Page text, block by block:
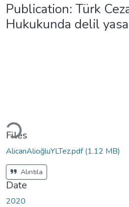
Publication: Türk
Hukukunda delil
Files
AlicanAlioğluYLTez.pdf(1.12 MB)
Alıntıla
Date
2020